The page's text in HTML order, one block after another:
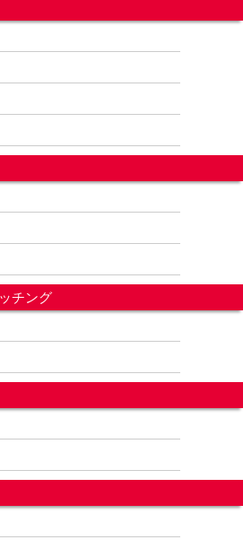
チング